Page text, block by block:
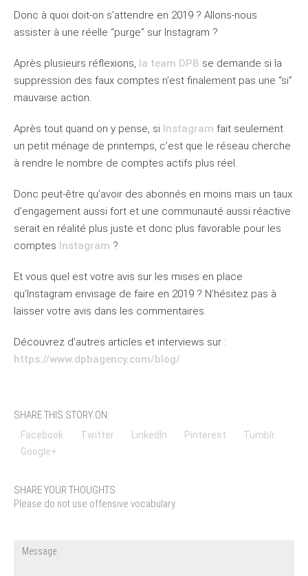
Donc à quoi doit-on s’attendre en 2019 ? Allons-nous
assister à une réelle “purge” sur Instagram ?
Après plusieurs réflexions, la team DPB se demande si la
suppression des faux comptes n’est finalement pas une “si”
mauvaise action.
Après tout quand on y pense, si Instagram fait seulement
un petit ménage de printemps, c’est que le réseau cherche
à rendre le nombre de comptes actifs plus réel.
Donc peut-être qu’avoir des abonnés en moins mais un taux
d’engagement aussi fort et une communauté aussi réactive
serait en réalité plus juste et donc plus favorable pour les
comptes Instagram ?
Et vous quel est votre avis sur les mises en place
qu’Instagram envisage de faire en 2019 ? N’hésitez pas à
laisser votre avis dans les commentaires.
Découvrez d’autres articles et interviews sur :
https://www.dpbagency.com/blog/
SHARE THIS STORY ON:
Facebook Twitter LinkedIn Pinterest
Tumblr
Google+
SHARE YOUR THOUGHTS
Please do not use offensive vocabulary.